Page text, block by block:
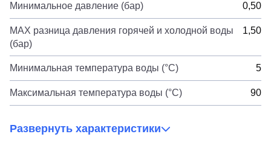
Минимальное давление (бар) 0,50
MAX разница давления горячей и холодной воды
(бар)
1,50
Минимальная температура воды (°C) 5
Максимальная температура воды (°C) 90
Развернуть характеристики